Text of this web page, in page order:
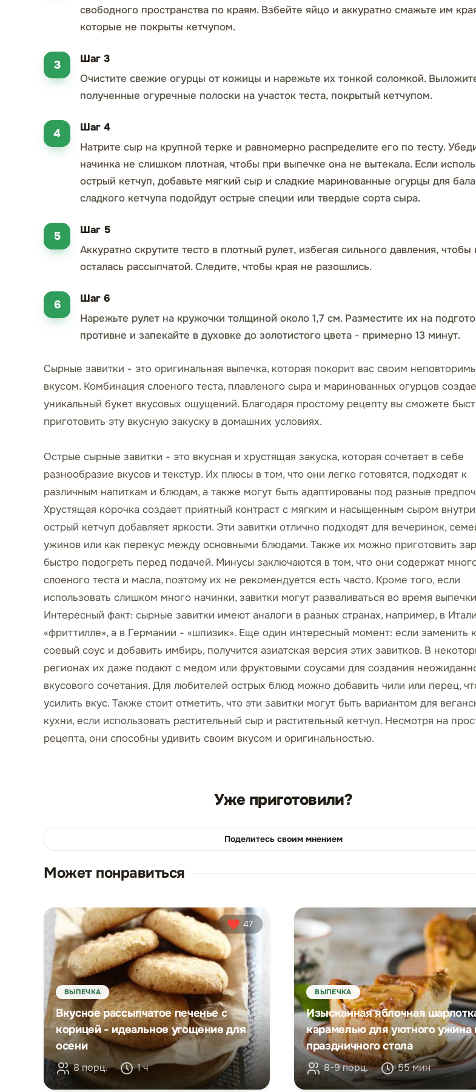
свободного пространства по краям. Взбейте яйцо и аккуратно смажьте им
которые не покрыты кетчупом.
Шаг 3
Очистите свежие огурцы от кожицы и нарежьте их тонкой соломкой.
полученные огуречные полоски на участок теста, покрытый кетчупом.
Шаг 4
Натрите сыр на крупной терке и равномерно распределите его по тесту.
начинка не слишком плотная, чтобы при выпечке она не вытекала. Если
острый кетчуп, добавьте мягкий сыр и сладкие маринованные огурцы для
сладкого кетчупа подойдут острые специи или твердые сорта сыра.
Шаг 5
Аккуратно скрутите тесто в плотный рулет, избегая сильного давления, чтобы
осталась рассыпчатой. Следите, чтобы края не разошлись.
Шаг 6
Нарежьте рулет на кружочки толщиной около 1,7 см. Разместите их на
противне и запекайте в духовке до золотистого цвета - примерно 13 минут.
Сырные завитки - это оригинальная выпечка, которая покорит вас своим
вкусом. Комбинация слоеного теста, плавленого сыра и маринованных огурцов
уникальный букет вкусовых ощущений. Благодаря простому рецепту вы сможете
приготовить эту вкусную закуску в домашних условиях.
Острые сырные завитки - это вкусная и хрустящая закуска, которая сочетает в себе
разнообразие вкусов и текстур. Их плюсы в том, что они легко готовятся, подходят к
различным напиткам и блюдам, а также могут быть адаптированы под разные
Хрустящая корочка создает приятный контраст с мягким и насыщенным сыром
острый кетчуп добавляет яркости. Эти завитки отлично подходят для вечеринок,
ужинов или как перекус между основными блюдами. Также их можно приготовить
быстро подогреть перед подачей. Минусы заключаются в том, что они содержат
слоеного теста и масла, поэтому их не рекомендуется есть часто. Кроме того, если
использовать слишком много начинки, завитки могут разваливаться во время
Интересный факт: сырные завитки имеют аналоги в разных странах, например, в
«фриттилле», а в Германии - «шпизик». Еще один интересный момент: если заменить
соевый соус и добавить имбирь, получится азиатская версия этих завитков. В
регионах их даже подают с медом или фруктовыми соусами для создания
вкусового сочетания. Для любителей острых блюд можно добавить чили или перец,
усилить вкус. Также стоит отметить, что эти завитки могут быть вариантом для
кухни, если использовать растительный сыр и растительный кетчуп. Несмотря на
рецепта, они способны удивить своим вкусом и оригинальностью.
Уже приготовили?
Поделитесь своим мнением
Может понравиться
47
ВЫПЕЧКА
Вкусное рассыпчатое печенье с
корицей - идеальное угощение для
осени
8 порц. 1 ч
ВЫПЕЧКА
Изысканная яблочная
карамелью для уютного ужина
праздничного стола
8-9 порц. 55 мин